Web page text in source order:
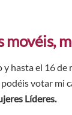
movéis,
y hasta el 16 de
podéis votar mi
Líderes.